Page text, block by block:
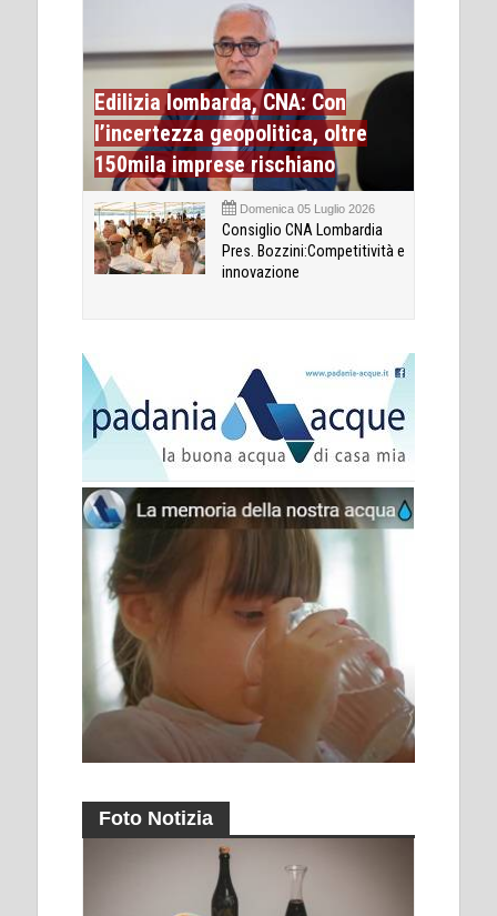
Edilizia lombarda, CNA: Con
l’incertezza geopolitica, oltre
150mila imprese rischiano
Domenica 05 Luglio 2026
Consiglio CNA Lombardia
Pres. Bozzini:Competitività e
innovazione
Foto Notizia